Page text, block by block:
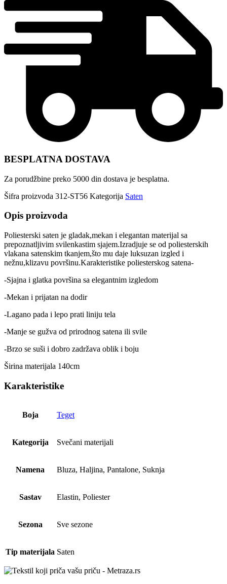
BESPLATNA DOSTAVA
Za porudžbine preko 5000 din dostava je besplatna.
Šifra proizvoda 312-ST56 Kategorija Saten
Opis proizvoda
Poliesterski saten je gladak,mekan i elegantan materijal sa
prepoznatljivim svilenkastim sjajem.Izradjuje se od poliesterskih
vlakana satenskim tkanjem,što mu daje luksuzan izgled i
nežnu,klizavu površinu.Karakteristike poliesterskog satena-
-Sjajna i glatka površina sa elegantnim izgledom
-Mekan i prijatan na dodir
-Lagano pada i lepo prati liniju tela
-Manje se gužva od prirodnog satena ili svile
-Brzo se suši i dobro zadržava oblik i boju
Širina materijala 140cm
Karakteristike
Boja Teget
Kategorija Svečani materijali
Namena Bluza, Haljina, Pantalone, Suknja
Sastav Elastin, Poliester
Sezona Sve sezone
Tip materijala Saten